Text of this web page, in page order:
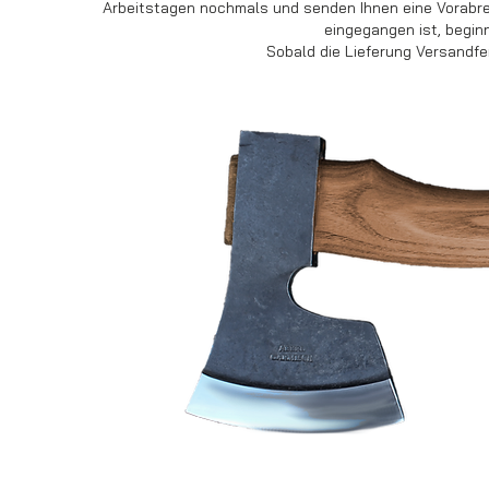
Arbeitstagen nochmals und senden Ihnen eine
eingegangen ist,
Sobald die Lieferung